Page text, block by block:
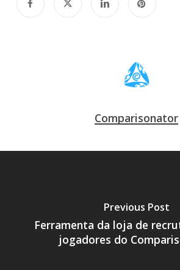
Comparisonator
Previous Post
Ferramenta da loja de
jogadores do